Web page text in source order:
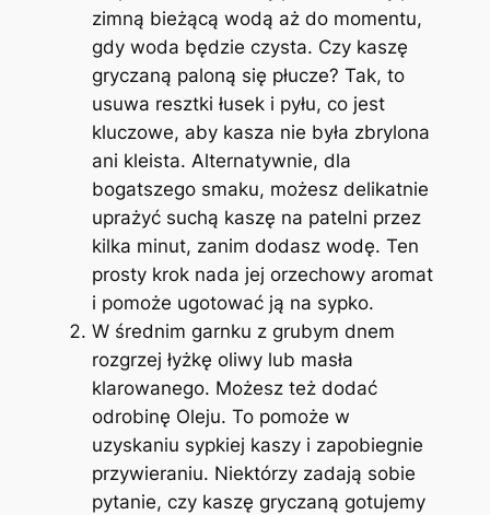
zimną bieżącą wodą aż do momentu,
gdy woda będzie czysta. Czy kaszę
gryczaną paloną się płucze? Tak, to
usuwa resztki łusek i pyłu, co jest
kluczowe, aby kasza nie była zbrylona
ani kleista. Alternatywnie, dla
bogatszego smaku, możesz delikatnie
uprażyć suchą kaszę na patelni przez
kilka minut, zanim dodasz wodę. Ten
prosty krok nada jej orzechowy aromat
i pomoże ugotować ją na sypko.
W średnim garnku z grubym dnem
rozgrzej łyżkę oliwy lub masła
klarowanego. Możesz też dodać
odrobinę Oleju. To pomoże w
uzyskaniu sypkiej kaszy i zapobiegnie
przywieraniu. Niektórzy zadają sobie
pytanie, czy kaszę gryczaną gotujemy